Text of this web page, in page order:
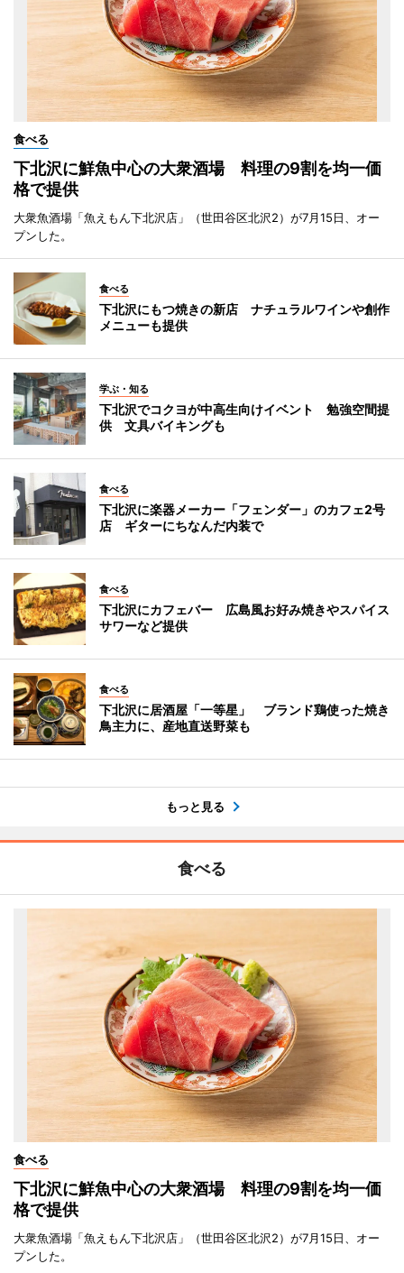
食べる
下北沢に鮮魚中心の大衆酒場 料理の9割を均一価
格で提供
大衆魚酒場「魚えもん下北沢店」（世田谷区北沢2）が7月15日、オー
プンした。
食べる
下北沢にもつ焼きの新店 ナチュラルワインや創作
メニューも提供
学ぶ・知る
下北沢でコクヨが中高生向けイベント 勉強空間提
供 文具バイキングも
食べる
下北沢に楽器メーカー「フェンダー」のカフェ2号
店 ギターにちなんだ内装で
食べる
下北沢にカフェバー 広島風お好み焼きやスパイス
サワーなど提供
食べる
下北沢に居酒屋「一等星」 ブランド鶏使った焼き
鳥主力に、産地直送野菜も
もっと見る
食べる
食べる
下北沢に鮮魚中心の大衆酒場 料理の9割を均一価
格で提供
大衆魚酒場「魚えもん下北沢店」（世田谷区北沢2）が7月15日、オー
プンした。